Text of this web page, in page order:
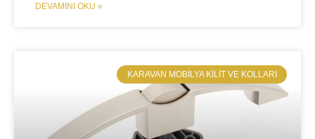
DEVAMINI OKU »
​KARAVAN MOBILYA KILIT VE KOLLARI